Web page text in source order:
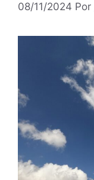
08/11/2024 Por